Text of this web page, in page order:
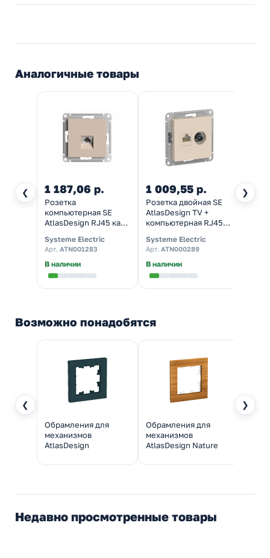
Аналогичные товары
❮ ❯
1 187,06 р.
Розетка
компьютерная SE
AtlasDesign RJ45 кат
шт]
Systeme Electric
Арт. ATN001283
В наличии
1 009,55 р.
Розетка двойная SE
AtlasDesign ТV +
компьютерная RJ45
шт]
Systeme Electric
Арт. ATN000289
В наличии
TV
Возможно понадобятся
❮ ❯
Обрамления для
механизмов
AtlasDesign
Обрамления для
механизмов
AtlasDesign Nature
Недавно просмотренные товары